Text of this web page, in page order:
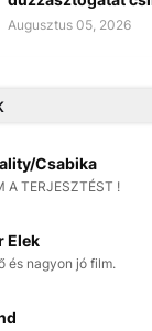
Augusztus 05, 2026
Csabika
A TERJESZTÉST !
Elek
és nagyon jó film.